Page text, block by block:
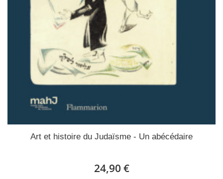
Art et histoire du Judaïsme - Un abécédaire
24,90 €